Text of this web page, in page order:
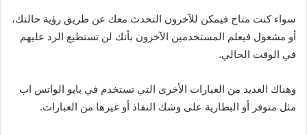
سواء كنت متاح فيمكن للآخرون التحدث معك عن طريق رؤية حالتك،
أو مشغول فيعلم المستخدمين الآخرون بأنك لن تستطيع الرد عليهم
في الوقت الحالي.
وهناك العديد من العبارات الأخرى التي تستخدم في بايو الواتس اب
مثل متوفر أو البطارية على وشك النفاذ أو غيرها من العبارات.